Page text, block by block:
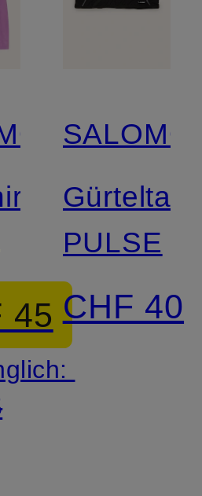
45
PULSE
CHF 40